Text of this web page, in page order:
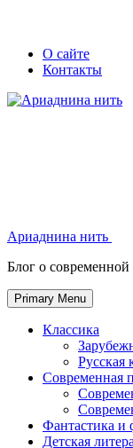
Skip
Secondary
left
navigation
Secondary
right
navigation
О сайте
Контакты
Ариаднина нить
Блог о
Primary Menu
Классика
Русская
Современная
Фантастика и
Детская